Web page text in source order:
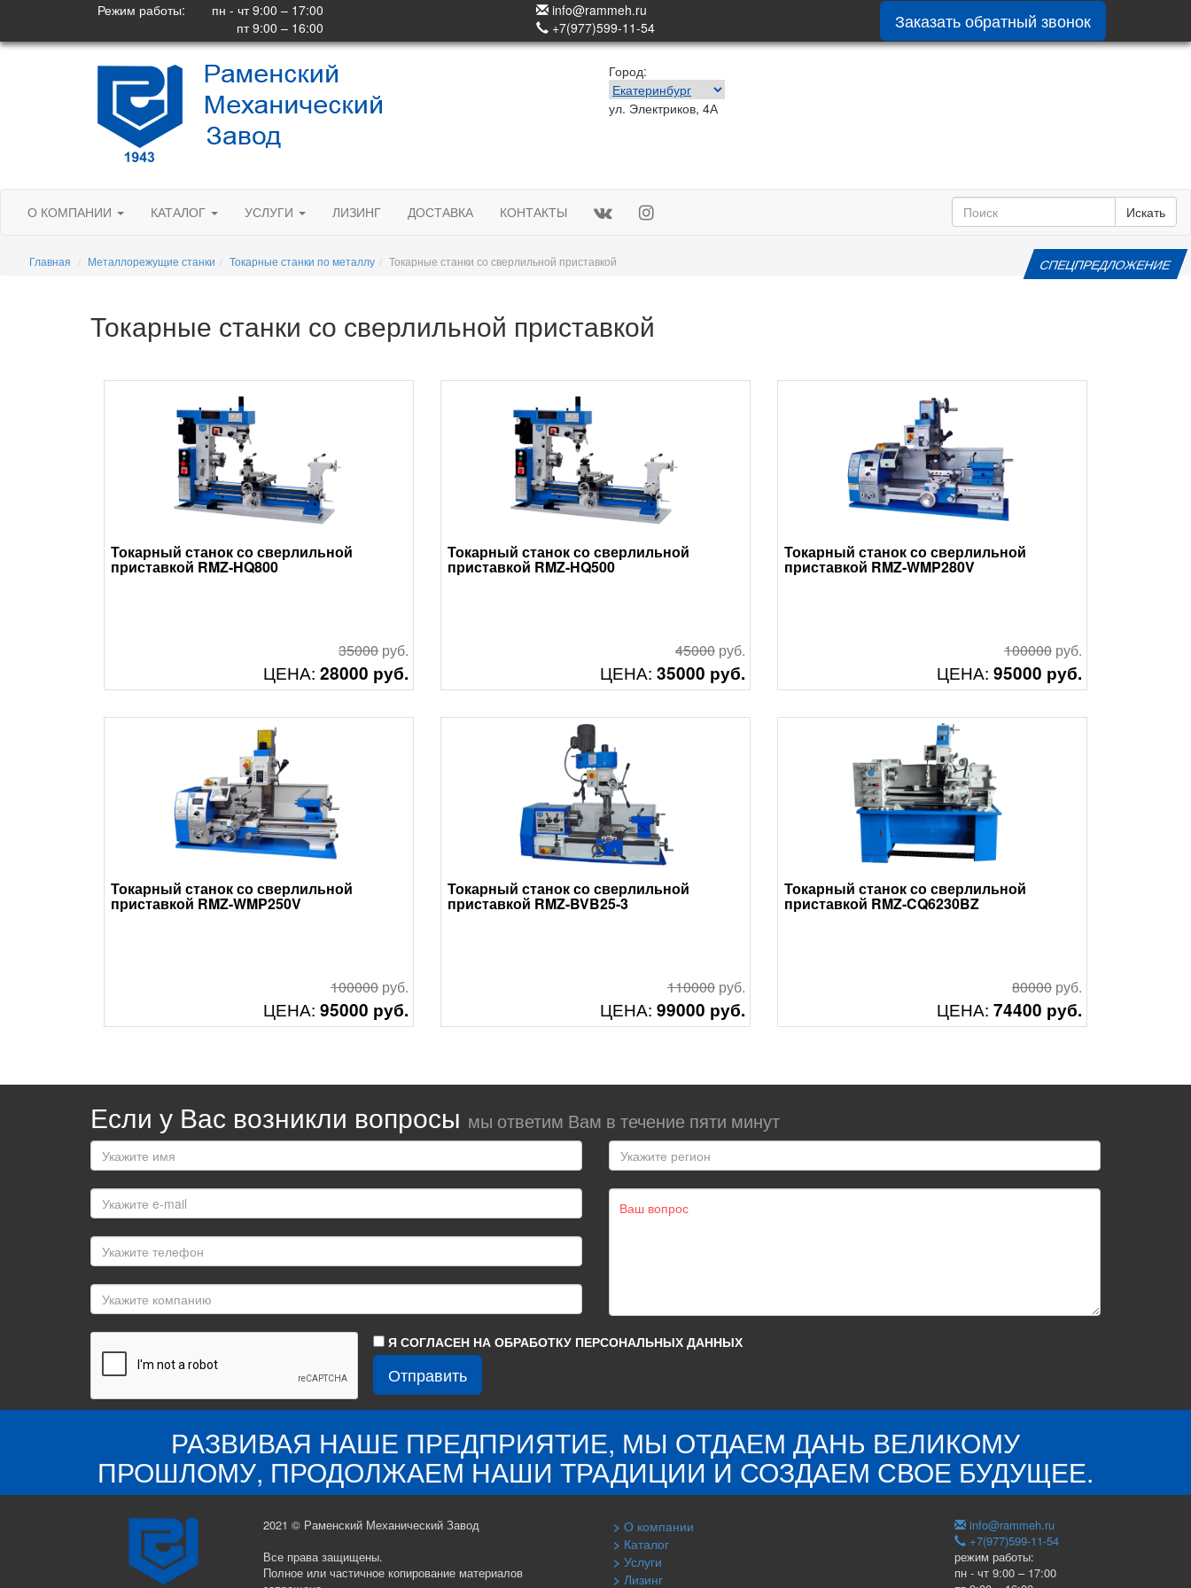
Режим работы:
пн - чт 9:00 – 17:00
пт 9:00 – 16:00
info@rammeh.ru
+7(977)599-11-54
Заказать обратный звонок
Город:
ул. Электриков, 4А
О КОМПАНИИ КАТАЛОГ УСЛУГИ ЛИЗИНГ ДОСТАВКА КОНТАКТЫ Искать
Главная Металлорежущие станки Токарные станки по металлу Токарные станки со сверлильной приставкой СПЕЦПРЕДЛОЖЕНИЕ
Токарные станки со сверлильной приставкой
Токарный станок со сверлильной
приставкой RMZ-HQ800
35000 руб.
ЦЕНА: 28000 руб.
Токарный станок со сверлильной
приставкой RMZ-HQ500
45000 руб.
ЦЕНА: 35000 руб.
Токарный станок со сверлильной
приставкой RMZ-WMP280V
100000 руб.
ЦЕНА: 95000 руб.
Токарный станок со сверлильной
приставкой RMZ-WMP250V
100000 руб.
ЦЕНА: 95000 руб.
Токарный станок со сверлильной
приставкой RMZ-BVB25-3
110000 руб.
ЦЕНА: 99000 руб.
Токарный станок со сверлильной
приставкой RMZ-CQ6230BZ
80000 руб.
ЦЕНА: 74400 руб.
Если у Вас возникли вопросы мы ответим Вам в течение пяти минут
Я СОГЛАСЕН НА ОБРАБОТКУ ПЕРСОНАЛЬНЫХ ДАННЫХ
РАЗВИВАЯ НАШЕ ПРЕДПРИЯТИЕ, МЫ ОТДАЕМ ДАНЬ ВЕЛИКОМУ
ПРОШЛОМУ, ПРОДОЛЖАЕМ НАШИ ТРАДИЦИИ И СОЗДАЕМ СВОЕ БУДУЩЕЕ.
2021 © Раменский Механический Завод
Все права защищены.
Полное или частичное копирование материалов
О компании
Каталог
Услуги
Лизинг
info@rammeh.ru
+7(977)599-11-54
режим работы:
пн - чт 9:00 – 17:00